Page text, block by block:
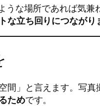
な場所であれば気兼
な立ち回りにつながり
」と言えます。写真
ためです。